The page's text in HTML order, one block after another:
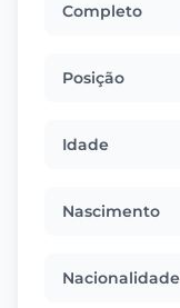
Completo
Posição
Idade
Nascimento
Nacionalidade